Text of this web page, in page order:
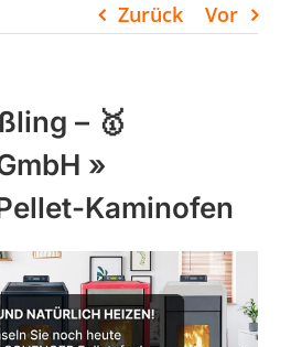
Zurück Vor
– 🥇
»
Kaminofen